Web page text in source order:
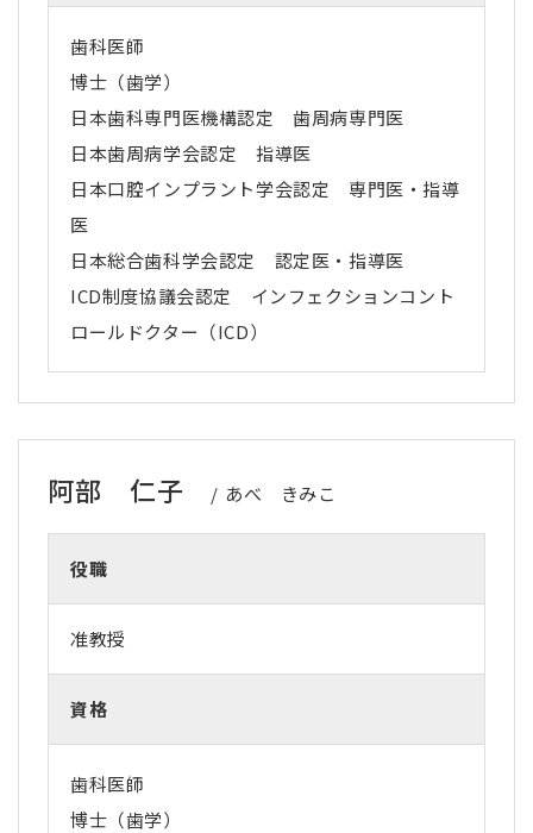
歯科医師
博士（歯学）
日本歯科専門医機構認定 歯周病専門医
日本歯周病学会認定 指導医
日本口腔インプラント学会認定 専門医・指導
医
日本総合歯科学会認定 認定医・指導医
ICD制度協議会認定 インフェクションコント
ロールドクター（ICD）
阿部 仁子 あべ きみこ
役職
准教授
資格
歯科医師
博士（歯学）